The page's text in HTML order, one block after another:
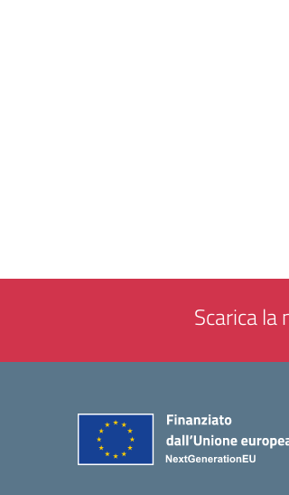
Scarica